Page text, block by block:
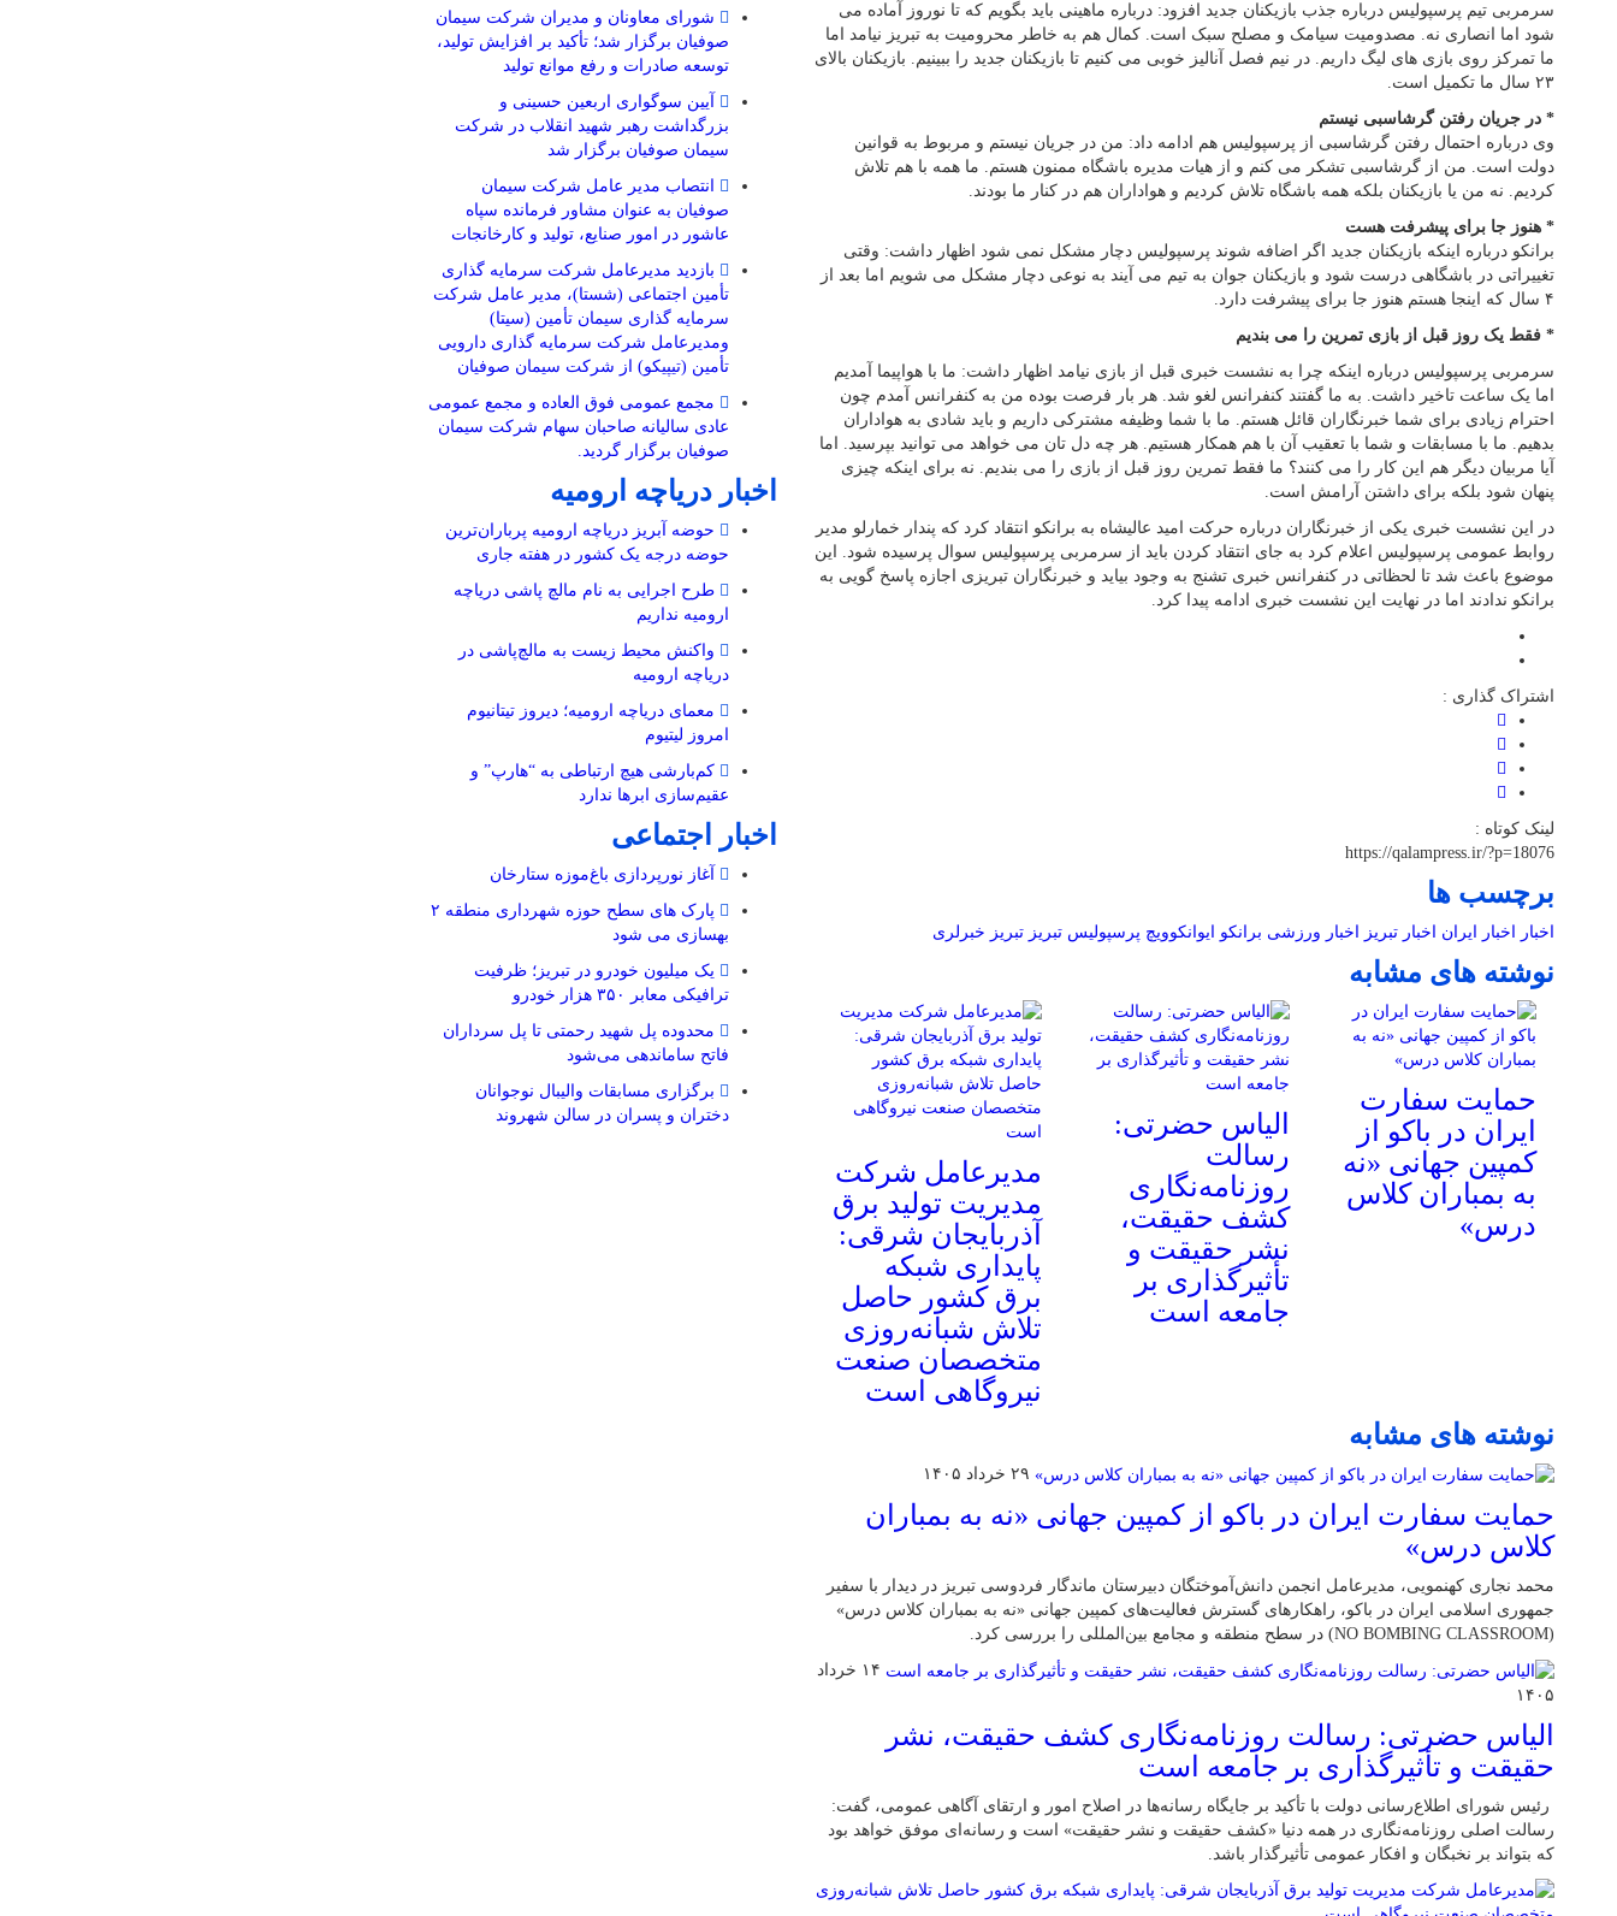
سرمربی تیم پرسپولیس درباره جذب بازیکنان جدید افزود: درباره ماهینی باید بگویم که تا نوروز آماده می
شود اما انصاری نه. مصدومیت سیامک و مصلح سبک است. کمال هم به خاطر محرومیت به تبریز نیامد اما
ما تمرکز روی بازی های لیگ داریم. در نیم فصل آنالیز خوبی می کنیم تا بازیکنان جدید را ببینیم. بازیکنان بالای
۲۳ سال ما تکمیل است.
* در جریان رفتن گرشاسبی نیستم
وی درباره احتمال رفتن گرشاسبی از پرسپولیس هم ادامه داد: من در جریان نیستم و مربوط به قوانین
دولت است. من از گرشاسبی تشکر می کنم و از هیات مدیره باشگاه ممنون هستم. ما همه با هم تلاش
کردیم. نه من یا بازیکنان بلکه همه باشگاه تلاش کردیم و هواداران هم در کنار ما بودند.
* هنوز جا برای پیشرفت هست
برانکو درباره اینکه بازیکنان جدید اگر اضافه شوند پرسپولیس دچار مشکل نمی شود اظهار داشت: وقتی
تغییراتی در باشگاهی درست شود و بازیکنان جوان به تیم می آیند به نوعی دچار مشکل می شویم اما بعد از
۴ سال که اینجا هستم هنوز جا برای پیشرفت دارد.
* فقط یک روز قبل از بازی تمرین را می بندیم
سرمربی پرسپولیس درباره اینکه چرا به نشست خبری قبل از بازی نیامد اظهار داشت: ما با هواپیما آمدیم
اما یک ساعت تاخیر داشت. به ما گفتند کنفرانس لغو شد. هر بار فرصت بوده من به کنفرانس آمدم چون
احترام زیادی برای شما خبرنگاران قائل هستم. ما با شما وظیفه مشترکی داریم و باید شادی به هواداران
بدهیم. ما با مسابقات و شما با تعقیب آن با هم همکار هستیم. هر چه دل تان می خواهد می توانید بپرسید. اما
آیا مربیان دیگر هم این کار را می کنند؟ ما فقط تمرین روز قبل از بازی را می بندیم. نه برای اینکه چیزی
پنهان شود بلکه برای داشتن آرامش است.
در این نشست خبری یکی از خبرنگاران درباره حرکت امید عالیشاه به برانکو انتقاد کرد که پندار خمارلو مدیر
روابط عمومی پرسپولیس اعلام کرد به جای انتقاد کردن باید از سرمربی پرسپولیس سوال پرسیده شود. این
موضوع باعث شد تا لحظاتی در کنفرانس خبری تشنج به وجود بیاید و خبرنگاران تبریزی اجازه پاسخ گویی به
برانکو ندادند اما در نهایت این نشست خبری ادامه پیدا کرد.
اشتراک گذاری :
لینک کوتاه :
https://qalampress.ir/?p=18076
برچسب ها
اخبار اخبار ایران اخبار تبریز اخبار ورزشی برانکو ایوانکوویچ پرسپولیس تبریز تبریز خبرلری
نوشته های مشابه
حمایت سفارت
ایران در باکو از
کمپین جهانی «نه
به بمباران کلاس
درس»
الیاس حضرتی:
رسالت
روزنامه‌نگاری
کشف حقیقت،
نشر حقیقت و
تأثیرگذاری بر
جامعه است
مدیرعامل شرکت
مدیریت تولید برق
آذربایجان شرقی:
پایداری شبکه
برق کشور حاصل
تلاش شبانه‌روزی
متخصصان صنعت
نیروگاهی است
نوشته های مشابه
۲۹ خرداد ۱۴۰۵
حمایت سفارت ایران در باکو از کمپین جهانی «نه به بمباران
کلاس درس»
محمد نجاری کهنمویی، مدیرعامل انجمن دانش‌آموختگان دبیرستان ماندگار فردوسی تبریز در دیدار با سفیر
جمهوری اسلامی ایران در باکو، راهکارهای گسترش فعالیت‌های کمپین جهانی «نه به بمباران کلاس درس»
(NO BOMBING CLASSROOM) در سطح منطقه و مجامع بین‌المللی را بررسی کرد.
۱۴ خرداد
۱۴۰۵
الیاس حضرتی: رسالت روزنامه‌نگاری کشف حقیقت، نشر
حقیقت و تأثیرگذاری بر جامعه است
رئیس شورای اطلاع‌رسانی دولت با تأکید بر جایگاه رسانه‌ها در اصلاح امور و ارتقای آگاهی عمومی، گفت:
رسالت اصلی روزنامه‌نگاری در همه دنیا «کشف حقیقت و نشر حقیقت» است و رسانه‌ای موفق خواهد بود
که بتواند بر نخبگان و افکار عمومی تأثیرگذار باشد.
شورای معاونان و مدیران شرکت سیمان
صوفیان برگزار شد؛ تأکید بر افزایش تولید،
توسعه صادرات و رفع موانع تولید
آیین سوگواری اربعین حسینی و
بزرگداشت رهبر شهید انقلاب در شرکت
سیمان صوفیان برگزار شد
انتصاب مدیر عامل شرکت سیمان
صوفیان به عنوان مشاور فرمانده سپاه
عاشور در امور صنایع، تولید و کارخانجات
بازدید مدیرعامل شرکت سرمایه گذاری
تأمین اجتماعی (شستا)، مدیر عامل شرکت
سرمایه گذاری سیمان تأمین (سیتا)
ومدیرعامل شرکت سرمایه گذاری دارویی
تأمین (تیپیکو) از شرکت سیمان صوفیان
مجمع عمومی فوق العاده و مجمع عمومی
عادی سالیانه صاحبان سهام شرکت سیمان
صوفیان برگزار گردید.
اخبار دریاچه ارومیه
حوضه آبریز دریاچه ارومیه پرباران‌ترین
حوضه‌ درجه یک کشور در هفته جاری
طرح اجرایی به نام مالچ پاشی دریاچه
ارومیه نداریم
واکنش محیط زیست به مالچ‌پاشی در
دریاچه ارومیه
معمای دریاچه ارومیه؛ دیروز تیتانیوم
امروز لیتیوم
کم‌بارشی هیچ ارتباطی به “هارپ” و
عقیم‌سازی ابرها ندارد
اخبار اجتماعی
آغاز نورپردازی باغ‌موزه ستارخان
پارک های سطح حوزه شهرداری منطقه ۲
بهسازی می شود
یک میلیون خودرو در تبریز؛ ظرفیت
ترافیکی معابر ۳۵۰ هزار خودرو
محدوده پل شهید رحمتی تا پل سرداران
فاتح ساماندهی می‌شود
برگزاری مسابقات والیبال نوجوانان
دختران و پسران در سالن شهروند